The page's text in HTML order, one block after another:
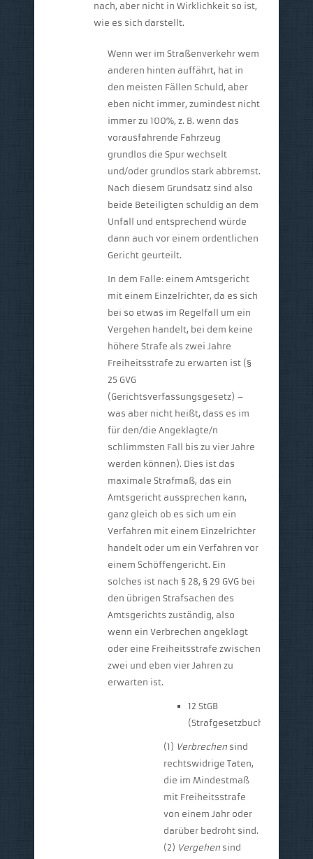
nach, aber nicht in Wirklichkeit so ist,
wie es sich darstellt.
Wenn wer im Straßenverkehr wem
anderen hinten auffährt, hat in
den meisten Fällen Schuld, aber
eben nicht immer, zumindest nicht
immer zu 100%, z. B. wenn das
vorausfahrende Fahrzeug
grundlos die Spur wechselt
und/oder grundlos stark abbremst.
Nach diesem Grundsatz sind also
beide Beteiligten schuldig an dem
Unfall und entsprechend würde
dann auch vor einem ordentlichen
Gericht geurteilt.
In dem Falle: einem Amtsgericht
mit einem Einzelrichter, da es sich
bei so etwas im Regelfall um ein
Vergehen handelt, bei dem keine
höhere Strafe als zwei Jahre
Freiheitsstrafe zu erwarten ist (§
25 GVG
(Gerichtsverfassungsgesetz) –
was aber nicht heißt, dass es im
für den/die Angeklagte/n
schlimmsten Fall bis zu vier Jahre
werden können). Dies ist das
maximale Strafmaß, das ein
Amtsgericht aussprechen kann,
ganz gleich ob es sich um ein
Verfahren mit einem Einzelrichter
handelt oder um ein Verfahren vor
einem Schöffengericht. Ein
solches ist nach § 28, § 29 GVG bei
den übrigen Strafsachen des
Amtsgerichts zuständig, also
wenn ein Verbrechen angeklagt
oder eine Freiheitsstrafe zwischen
zwei und eben vier Jahren zu
erwarten ist.
12 StGB
(Strafgesetzbuch):
(1) Verbrechen sind
rechtswidrige Taten,
die im Mindestmaß
mit Freiheitsstrafe
von einem Jahr oder
darüber bedroht sind.
(2) Vergehen sind